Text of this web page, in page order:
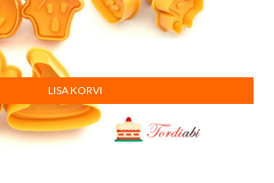
LISA KORVI